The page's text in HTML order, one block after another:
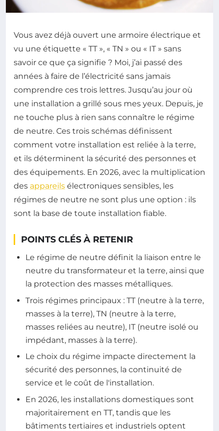
Vous avez déjà ouvert une armoire électrique et
vu une étiquette « TT », « TN » ou « IT » sans
savoir ce que ça signifie ? Moi, j’ai passé des
années à faire de l’électricité sans jamais
comprendre ces trois lettres. Jusqu’au jour où
une installation a grillé sous mes yeux. Depuis, je
ne touche plus à rien sans connaître le régime
de neutre. Ces trois schémas définissent
comment votre installation est reliée à la terre,
et ils déterminent la sécurité des personnes et
des équipements. En 2026, avec la multiplication
des appareils électroniques sensibles, les
régimes de neutre ne sont plus une option : ils
sont la base de toute installation fiable.
POINTS CLÉS À RETENIR
Le régime de neutre définit la liaison entre le
neutre du transformateur et la terre, ainsi que
la protection des masses métalliques.
Trois régimes principaux : TT (neutre à la terre,
masses à la terre), TN (neutre à la terre,
masses reliées au neutre), IT (neutre isolé ou
impédant, masses à la terre).
Le choix du régime impacte directement la
sécurité des personnes, la continuité de
service et le coût de l'installation.
En 2026, les installations domestiques sont
majoritairement en TT, tandis que les
bâtiments tertiaires et industriels optent